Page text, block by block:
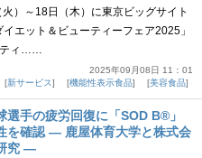
）～18日（木）に東京ビッグサイト
エット＆ビューティーフェア2025」
ティ……
2025年09月08日 11：01
新サービス 機能性表示食品 美容食品
選手の疲労回復に「SOD B®」
を確認 ― 鹿屋体育大学と株式会
究 ―